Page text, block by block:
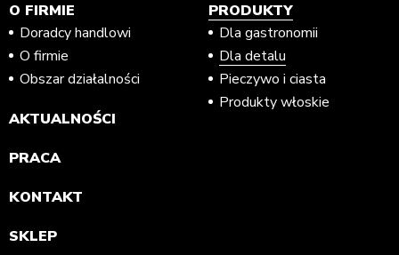
O FIRMIE
Doradcy handlowi
O firmie
Obszar działalności
AKTUALNOŚCI
PRACA
KONTAKT
SKLEP
PRODUKTY
Dla gastronomii
Dla detalu
Pieczywo i ciasta
Produkty włoskie